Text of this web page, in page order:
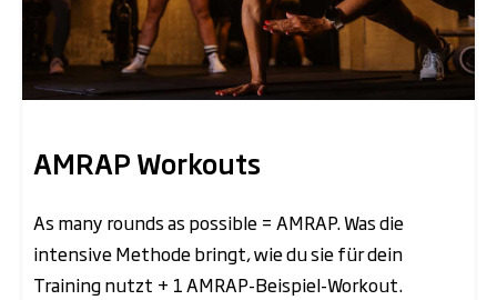
AMRAP Workouts
As many rounds as possible = AMRAP. Was die
intensive Methode bringt, wie du sie für dein
Training nutzt + 1 AMRAP-Beispiel-Workout.